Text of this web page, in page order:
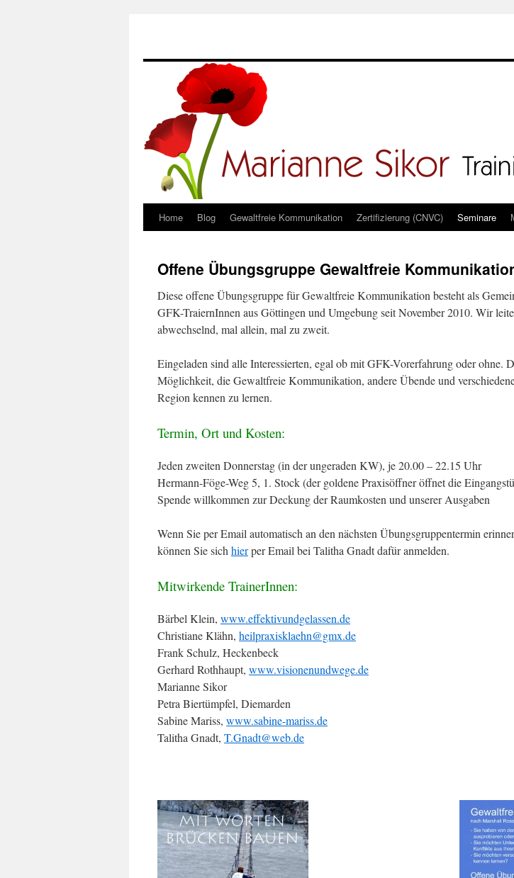
Springe
Inhalt
Home Blog Gewaltfreie Kommunikation Zertifizierung (CNVC) Seminare
Offene Übungsgruppe Gewaltfreie
Diese offene Übungsgruppe für Gewaltfreie Kommunikation besteht als
GFK-TraiernInnen aus Göttingen und Umgebung seit November 2010. Wir
abwechselnd, mal allein, mal zu zweit.
Eingeladen sind alle Interessierten, egal ob mit GFK-Vorerfahrung oder ohne.
Möglichkeit, die Gewaltfreie Kommunikation, andere Übende und
Region kennen zu lernen.
Termin, Ort und Kosten:
Jeden zweiten Donnerstag (in der ungeraden KW), je 20.00 – 22.15 Uhr
Hermann-Föge-Weg 5, 1. Stock (der goldene Praxisöffner öffnet die
Spende willkommen zur Deckung der Raumkosten und unserer Ausgaben
Wenn Sie per Email automatisch an den nächsten Übungsgruppentermin
können Sie sich hierper Email bei Talitha Gnadt dafür anmelden.
Mitwirkende TrainerInnen:
Bärbel Klein, www.effektivundgelassen.de
Christiane Klähn, heilpraxisklaehn@gmx.de
Frank Schulz, Heckenbeck
Gerhard Rothhaupt, www.visionenundwege.de
Marianne Sikor
Petra Biertümpfel, Diemarden
Sabine Mariss, www.sabine-mariss.de
Talitha Gnadt, T.Gnadt@web.de